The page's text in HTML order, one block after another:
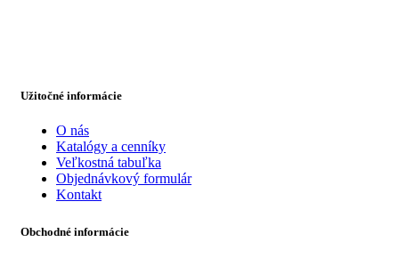
Užitočné informácie
O nás
Katalógy a cenníky
Veľkostná tabuľka
Objednávkový formulár
Kontakt
Obchodné informácie